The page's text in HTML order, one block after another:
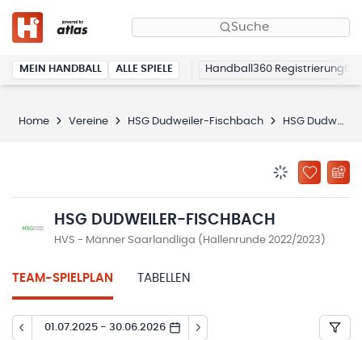
Suche
MEIN HANDBALL ALLE SPIELE Handball360 Registrierung
Home Vereine HSG Dudweiler-Fischbach HSG Dudweiler-Fischbach
ZU
HSG DUDWEILER-FISCHBACH
HVS - Männer Saarlandliga (Hallenrunde 2022/2023)
TEAM-SPIELPLAN TABELLEN
01.07.2025 - 30.06.2026